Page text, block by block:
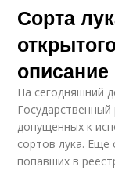
Сорта
На сегодняшний
допущенных к
сортов лука. Еще
попавших в